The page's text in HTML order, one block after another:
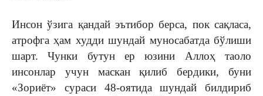
Инсон ўзига қандай эътибор берса, пок сақласа,
атрофга ҳам худди шундай муносабатда бўлиши
шарт. Чунки бутун ер юзини Аллоҳ таоло
инсонлар учун маскан қилиб бердики, буни
«Зориёт» сураси 48-оятида шундай билдириб